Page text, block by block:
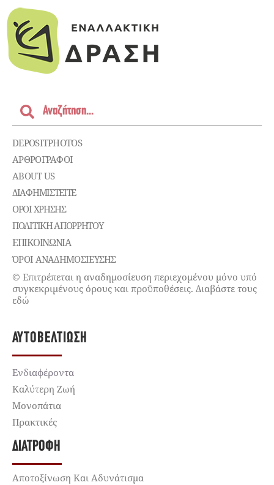
DEPOSITPHOTOS
ΑΡΘΡΟΓΡΑΦΟΙ
ABOUT US
ΔΙΑΦΗΜΙΣΤΕΊΤΕ
ΌΡΟΙ ΧΡΉΣΗΣ
ΠΟΛΙΤΙΚΉ ΑΠΟΡΡΉΤΟΥ
ΕΠΙΚΟΙΝΩΝΊΑ
ΌΡΟΙ ΑΝΑΔΗΜΟΣΙΕΥΣΗΣ
© Επιτρέπεται η αναδημοσίευση περιεχομένου μόνο υπό
συγκεκριμένους όρους και προϋποθέσεις. Διαβάστε τους
εδώ
ΑΥΤΟΒΕΛΤΊΩΣΗ
Ενδιαφέροντα
Καλύτερη Ζωή
Μονοπάτια
Πρακτικές
ΔΙΑΤΡΟΦΉ
Αποτοξίνωση Και Αδυνάτισμα